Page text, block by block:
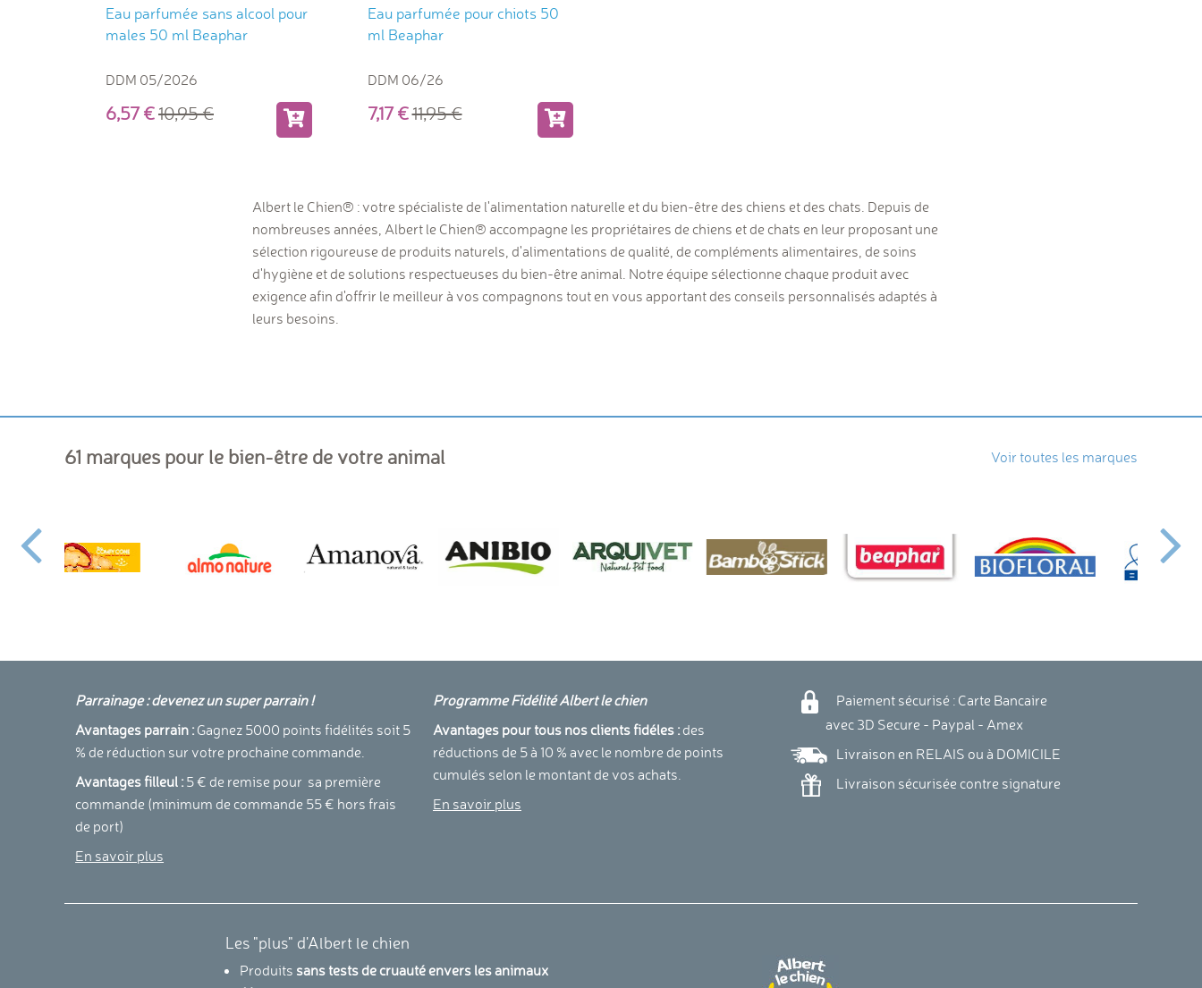
Eau parfumée sans alcool pour
males 50 ml Beaphar
DDM 05/2026
6,5710,95
Eau parfumée pour chiots 50
ml Beaphar
DDM 06/26
7,1711,95
Albert le Chien® : votre spécialiste de l'alimentation naturelle et du bien-être des chiens et des chats. Depuis de
nombreuses années, Albert le Chien® accompagne les propriétaires de chiens et de chats en leur proposant une
sélection rigoureuse de produits naturels, d'alimentations de qualité, de compléments alimentaires, de soins
d'hygiène et de solutions respectueuses du bien-être animal. Notre équipe sélectionne chaque produit avec
exigence afin d'offrir le meilleur à vos compagnons tout en vous apportant des conseils personnalisés adaptés à
leurs besoins.
61 marques pour le bien-être de votre animal Voir toutes les marques
Parrainage : devenez un super parrain !
Avantages parrain : Gagnez 5000 points fidélités soit 5
% de réduction sur votre prochaine commande.
Avantages filleul : 5 € de remise pour sa première
commande (minimum de commande 55 € hors frais
de port)
En savoir plus
Programme Fidélité Albert le chien
Avantages pour tous nos clients fidéles : des
réductions de 5 à 10 % avec le nombre de points
cumulés selon le montant de vos achats.
En savoir plus
Paiement sécurisé : Carte Bancaire
avec 3D Secure - Paypal - Amex
Livraison en RELAIS ou à DOMICILE
Livraison sécurisée contre signature
Les "plus" d'Albert le chien
Produits sans tests de cruauté envers les animaux